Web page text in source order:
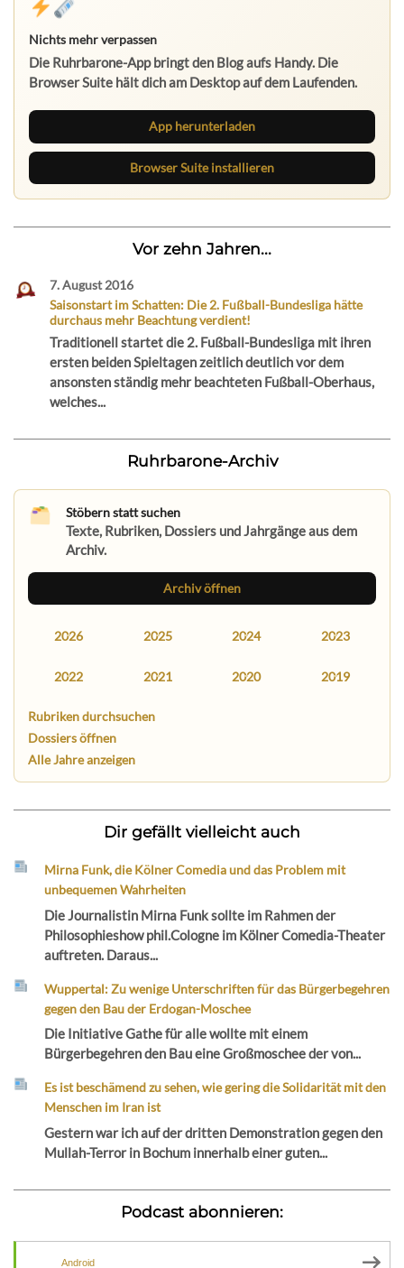
Nichts mehr verpassen
Die Ruhrbarone-App bringt den Blog aufs Handy. Die
Browser Suite hält dich am Desktop auf dem Laufenden.
App herunterladen
Browser Suite installieren
Vor zehn Jahren...
7. August 2016
Saisonstart im Schatten: Die 2. Fußball-Bundesliga hätte
durchaus mehr Beachtung verdient!
Traditionell startet die 2. Fußball-Bundesliga mit ihren
ersten beiden Spieltagen zeitlich deutlich vor dem
ansonsten ständig mehr beachteten Fußball-Oberhaus,
welches...
Ruhrbarone-Archiv
Stöbern statt suchen
Texte, Rubriken, Dossiers und Jahrgänge aus dem
Archiv.
Archiv öffnen
2026 2025 2024 2023
2022 2021 2020 2019
Rubriken durchsuchen
Dossiers öffnen
Alle Jahre anzeigen
Dir gefällt vielleicht auch
Mirna Funk, die Kölner Comedia und das Problem mit
unbequemen Wahrheiten
Die Journalistin Mirna Funk sollte im Rahmen der
Philosophieshow phil.Cologne im Kölner Comedia-Theater
auftreten. Daraus...
Wuppertal: Zu wenige Unterschriften für das Bürgerbegehren
gegen den Bau der Erdogan-Moschee
Die Initiative Gathe für alle wollte mit einem
Bürgerbegehren den Bau eine Großmoschee der von...
Es ist beschämend zu sehen, wie gering die Solidarität mit den
Menschen im Iran ist
Gestern war ich auf der dritten Demonstration gegen den
Mullah-Terror in Bochum innerhalb einer guten...
Podcast abonnieren:
Android